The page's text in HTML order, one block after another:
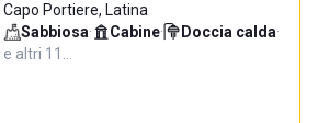
Capo Portiere, Latina
Sabbiosa· Cabine· Doccia calda·
e altri 11…